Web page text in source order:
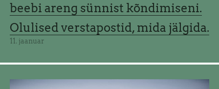
beebi areng sünnist kõndimiseni.
Olulised verstapostid, mida jälgida.
11. jaanuar